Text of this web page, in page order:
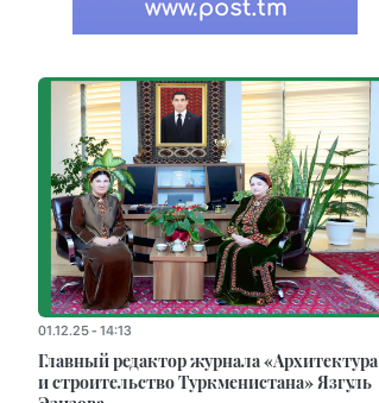
01.12.25 - 14:13
Главный редактор журнала «Архитектура
и строительство Туркменистана» Язгуль